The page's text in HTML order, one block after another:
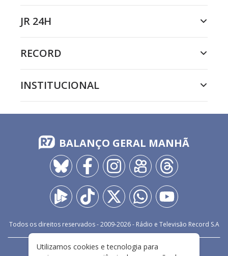
JR 24H
RECORD
INSTITUCIONAL
BALANÇO GERAL MANHÃ
Todos os direitos reservados - 2009-2026- Rádio e Televisão Record S.A
FALE CONOSCO PRIVACIDADE
Utilizamos cookies e tecnologia para